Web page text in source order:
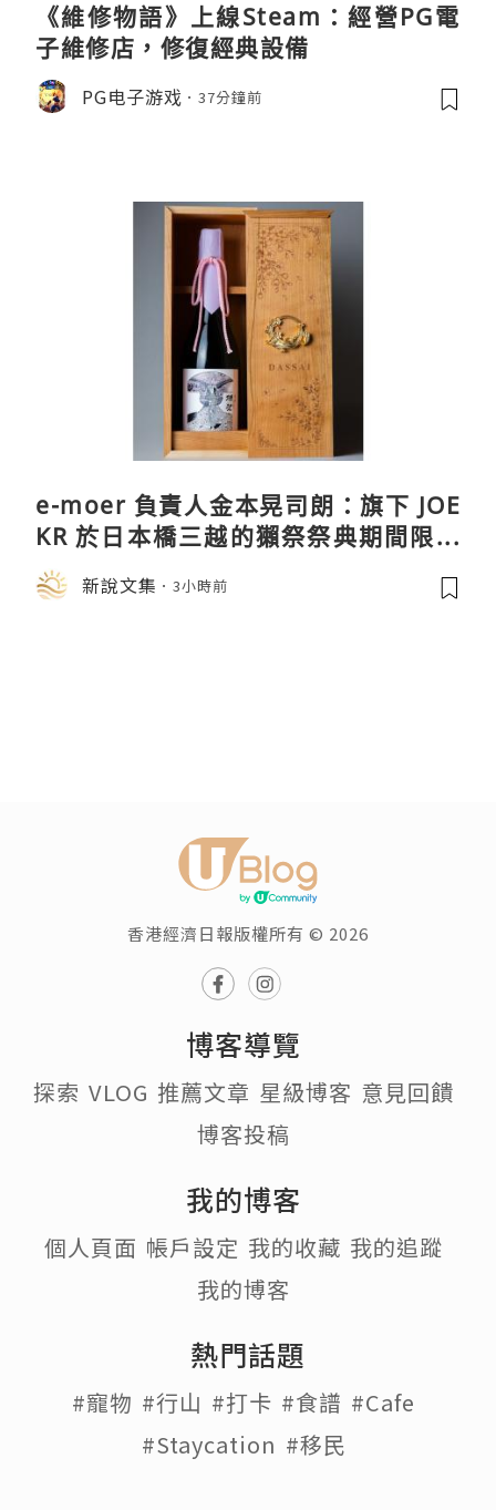
《維修物語》上線Steam：經營PG電
子維修店，修復經典設備
PG电子游戏 37分鐘前
e-moer 負責人金本晃司朗：旗下 JOE
KR 於日本橋三越的獺祭祭典期間限定
店中，與日伸貴金属的東京銀器工匠一
同參展新說文集 3小時前
香港經濟日報版權所有 © 2026
博客導覽
探索 VLOG 推薦文章 星級博客 意見回饋
博客投稿
我的博客
個人頁面 帳戶設定 我的收藏 我的追蹤
我的博客
熱門話題
#寵物 #行山 #打卡 #食譜 #Cafe
#Staycation #移民